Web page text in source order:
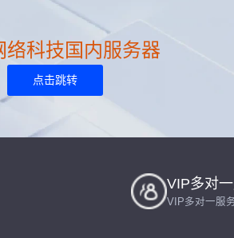
络科技国内服务器
点击跳转
VIP多对
VIP多对一服